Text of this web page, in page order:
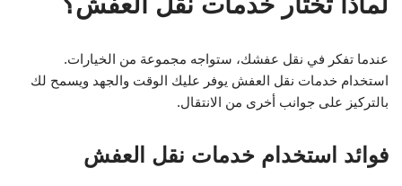
عندما تفكر في نقل عفشك، ستواجه مجموعة من الخيارات.
استخدام خدمات نقل العفش يوفر عليك الوقت والجهد ويسمح لك
بالتركيز على جوانب أخرى من الانتقال.
فوائد استخدام خدمات نقل العفش